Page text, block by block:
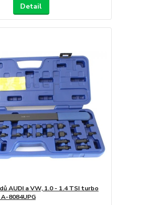
Detail
AUDI a VW, 1.0 - 1.4 TSI turbo
8084UPG